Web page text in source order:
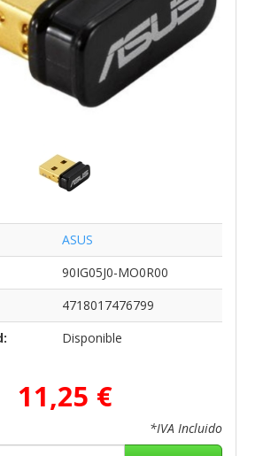
ASUS
90IG05J0-MO0R00
4718017476799
Disponible
11,25 €
*IVA Incluido